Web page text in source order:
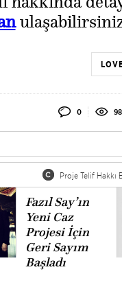
0
Proje Telif Hakkı
Fazıl Say’ın
Yeni Caz
Projesi İçin
Geri Sayım
Başladı